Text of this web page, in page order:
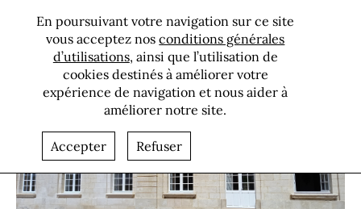
En poursuivant votre navigation sur ce site
vous acceptez nosconditions générales
d’utilisations, ainsi que l’utilisation de
cookies destinés à améliorer votre
expérience de navigation et nous aider à
améliorer notre site.
Accepter Refuser
L’abbaye Notre-
Dame de
Molesme (21),
restauration
des façades
extérieures